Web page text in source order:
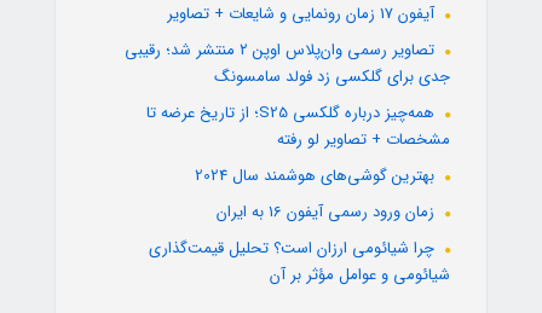
آیفون 17 زمان رونمایی و شایعات + تصاویر
تصاویر رسمی وان‌پلاس اوپن ۲ منتشر شد؛ رقیبی
جدی برای گلکسی زد فولد سامسونگ
همه‌چیز درباره گلکسی S25؛ از تاریخ عرضه تا
مشخصات + تصاویر لو رفته
بهترین گوشی‌های هوشمند سال 2024
زمان ورود رسمی آیفون 16 به ایران
چرا شیائومی ارزان است؟ تحلیل قیمت‌گذاری
شیائومی و عوامل مؤثر بر آن